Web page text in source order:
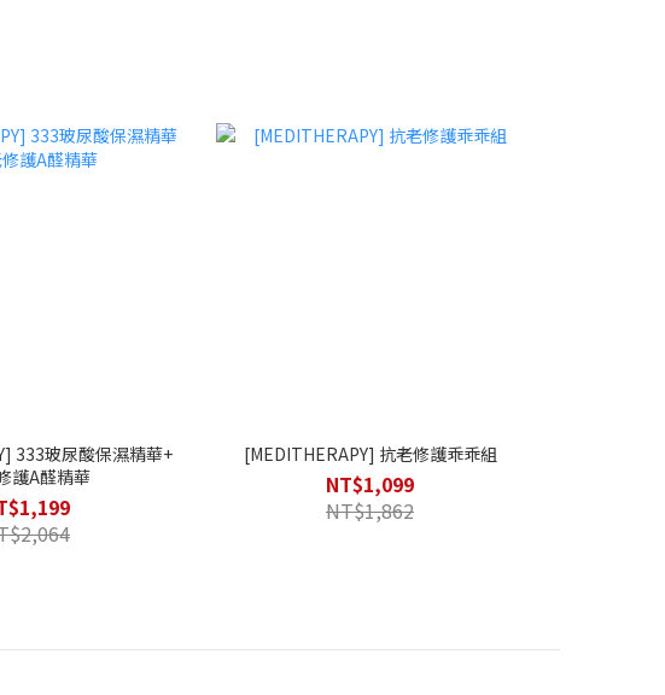
333玻尿酸保濕精華+
護A醛精華
[MEDITHERAPY] 抗老修護乖乖組
NT$1,099
NT$1,862